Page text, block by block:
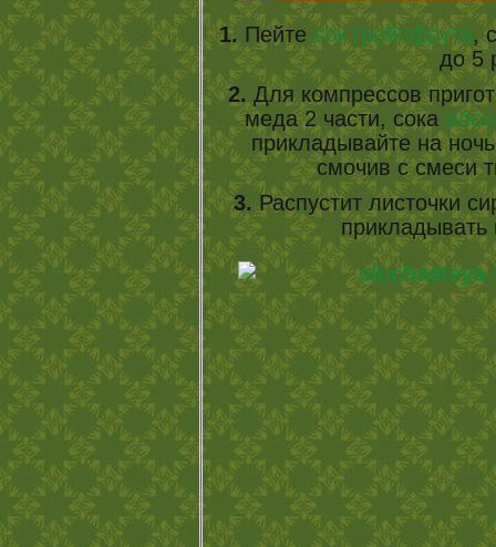
1. Пейте сок грейпфрута,
до 5
2. Для компрессов
меда 2 части, сока
прикладывайте на
смочив с смеси
3. Распустит листочки
прикладывать